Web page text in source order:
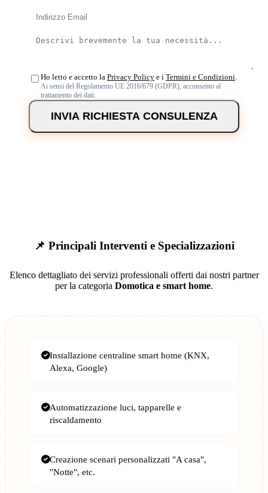
Ho letto e accetto la Privacy Policy e i Termini e Condizioni
Ai sensi del Regolamento UE 2016/679 (GDPR), acconsento al
trattamento dei dati.
INVIA RICHIESTA CONSULENZA
📌 Principali Interventi e Specializzazioni
Elenco dettagliato dei servizi professionali offerti dai nostri partner
per la categoria Domotica e smart home.
Installazione centraline smart home (KNX,
Alexa, Google)
Automatizzazione luci, tapparelle e
riscaldamento
Creazione scenari personalizzati "A casa",
"Notte", etc.